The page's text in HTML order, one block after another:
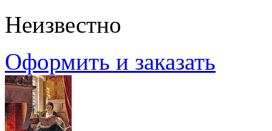
Неизвестно
Оформить и заказать